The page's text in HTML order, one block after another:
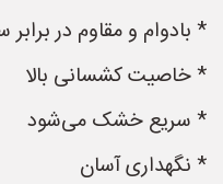
* بادوام و مقاوم در
* خاصیت کشسانی بالا
* سریع خشک می‌شود
* نگهداری آسان